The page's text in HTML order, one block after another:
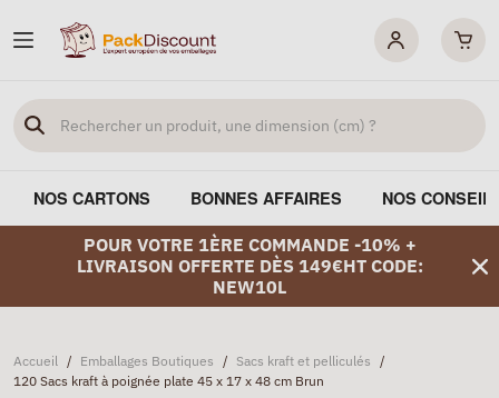
NOS CARTONS BONNES AFFAIRES NOS
POUR VOTRE 1ÈRE COMMANDE -10% +
LIVRAISON OFFERTE DÈS 149€HT CODE:
NEW10L
Accueil / Emballages Boutiques / Sacs kraft et pelliculés /
120 Sacs kraft à poignée plate 45 x 17 x 48 cm Brun